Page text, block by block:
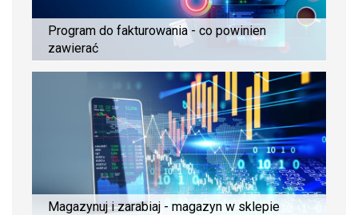
Program do fakturowania - co powinien
zawierać
Magazynuj i zarabiaj - magazyn w sklepie